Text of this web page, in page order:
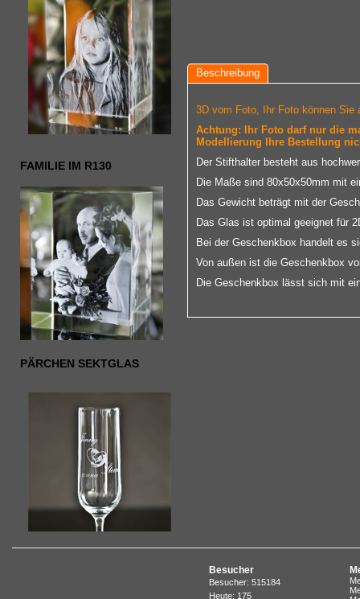
FAMILIE IM R130
PÄRCHEN SEKTGLAS
Beschreibung
3D vom Foto, Ihr Foto können Sie
Achtung: Ihr Foto darf nur die
Modellierung Ihre Bestellung
Der Stifthalter besteht aus
Die Maße sind 80x50x50mm mit
Das Gewicht beträgt mit der
Das Glas ist optimal geeignet für
Bei der Geschenkbox handelt es
Von außen ist die Geschenkbox
Die Geschenkbox lässt sich mit
Besucher
Besucher: 515184
Heute: 175